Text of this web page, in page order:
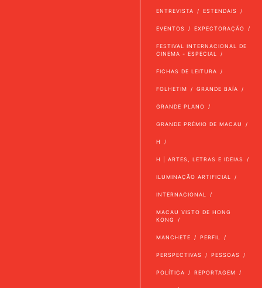
ENTREVISTA ESTENDAIS
EVENTOS EXPECTORAÇÃO
FESTIVAL INTERNACIONAL DE
CINEMA - ESPECIAL
FICHAS DE LEITURA
FOLHETIM GRANDE BAÍA
GRANDE PLANO
GRANDE PRÉMIO DE MACAU
H
H | ARTES, LETRAS E IDEIAS
ILUMINAÇÃO ARTIFICIAL
INTERNACIONAL
MACAU VISTO DE HONG
KONG
MANCHETE PERFIL
PERSPECTIVAS PESSOAS
POLÍTICA REPORTAGEM